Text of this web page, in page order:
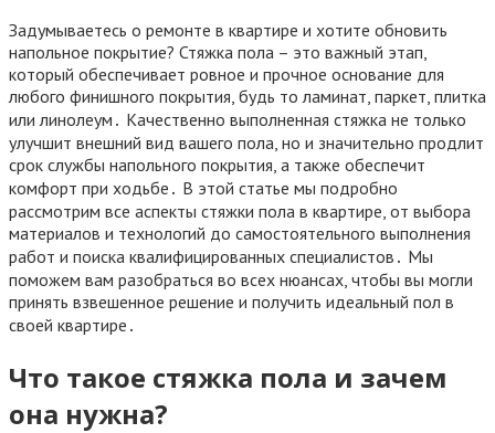
Задумываетесь о ремонте в квартире и хотите обновить
напольное покрытие? Стяжка пола – это важный этап,
который обеспечивает ровное и прочное основание для
любого финишного покрытия, будь то ламинат, паркет, плитка
или линолеум․ Качественно выполненная стяжка не только
улучшит внешний вид вашего пола, но и значительно продлит
срок службы напольного покрытия, а также обеспечит
комфорт при ходьбе․ В этой статье мы подробно
рассмотрим все аспекты стяжки пола в квартире, от выбора
материалов и технологий до самостоятельного выполнения
работ и поиска квалифицированных специалистов․ Мы
поможем вам разобраться во всех нюансах, чтобы вы могли
принять взвешенное решение и получить идеальный пол в
своей квартире․
Что такое стяжка пола и зачем
она нужна?